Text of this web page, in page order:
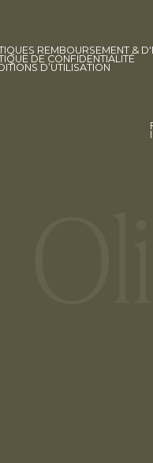
REMBOURSEMENT &
DE CONFIDENTIALITÉ
D’UTILISATION